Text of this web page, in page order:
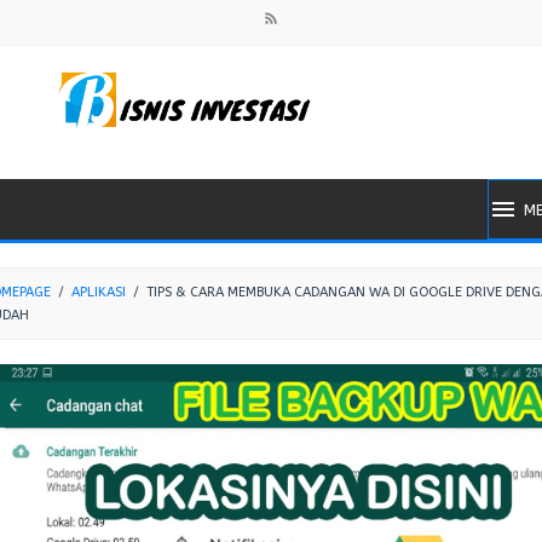
/ APLIKASI / TIPS & CARA MEMBUKA CADANGAN WA DI GOOGLE DRIVE